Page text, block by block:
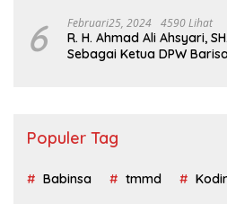
6 Februari25, 2024 4590 Lihat
R. H. Ahmad Ali Ahsyari,
Sebagai Ketua DPW
Populer Tag
Babinsa tmmd